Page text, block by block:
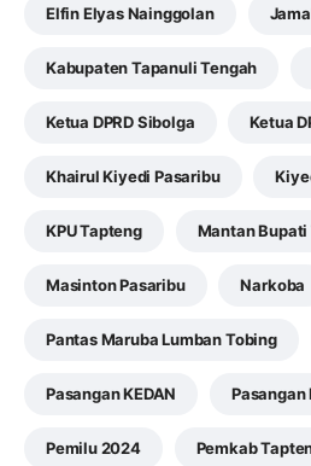
Elfin Elyas Nainggolan
Kabupaten Tapanuli Tengah
Ketua DPRD Sibolga Ketua
Khairul Kiyedi Pasaribu
KPU Tapteng Mantan Bupati
Masinton Pasaribu Narkoba
Pantas Maruba Lumban Tobing
Pasangan KEDAN Pasangan
Pemilu 2024 Pemkab